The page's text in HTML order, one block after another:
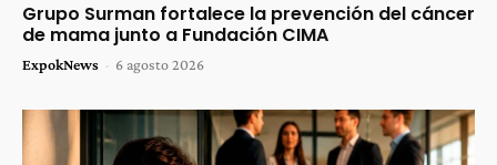
Grupo Surman fortalece la prevención del cáncer
de mama junto a Fundación CIMA
ExpokNews - 6 agosto 2026